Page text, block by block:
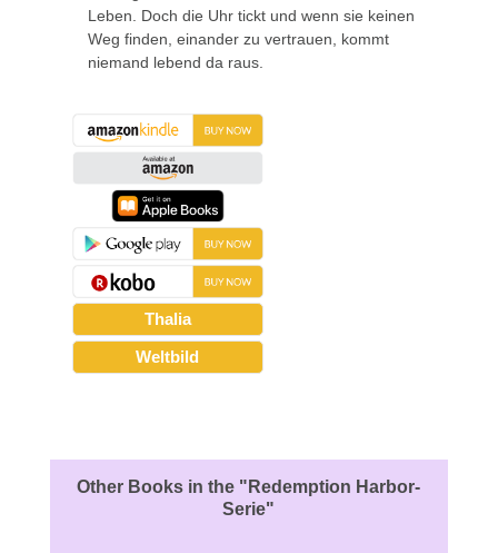
Leben. Doch die Uhr tickt und wenn sie keinen
Weg finden, einander zu vertrauen, kommt
niemand lebend da raus.
Thalia
Weltbild
Other Books in the "Redemption Harbor-
Serie"